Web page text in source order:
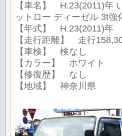
【車名】 H.23(2011)年
ットロー ディーゼル 3t
【年式】 H.23(2011)年
【走行距離】 走行
【車検】 検なし
【カラー】 ホワイト
【修復歴】 なし
【地域】 神奈川県